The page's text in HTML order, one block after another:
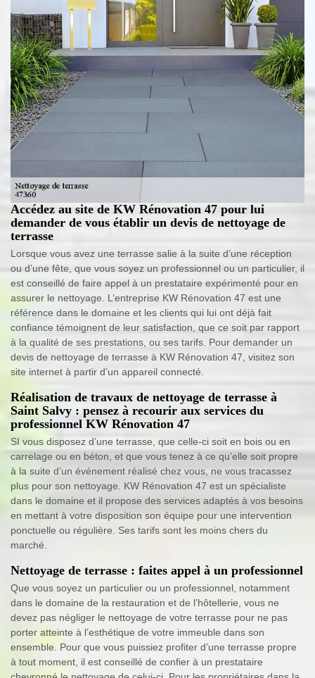
Accédez au site de KW Rénovation 47 pour lui
demander de vous établir un devis de nettoyage de
terrasse
Lorsque vous avez une terrasse salie à la suite d’une réception
ou d’une fête, que vous soyez un professionnel ou un particulier, il
est conseillé de faire appel à un prestataire expérimenté pour en
assurer le nettoyage. L’entreprise KW Rénovation 47 est une
référence dans le domaine et les clients qui lui ont déjà fait
confiance témoignent de leur satisfaction, que ce soit par rapport
à la qualité de ses prestations, ou ses tarifs. Pour demander un
devis de nettoyage de terrasse à KW Rénovation 47, visitez son
site internet à partir d’un appareil connecté.
Réalisation de travaux de nettoyage de terrasse à
Saint Salvy : pensez à recourir aux services du
professionnel KW Rénovation 47
SI vous disposez d’une terrasse, que celle-ci soit en bois ou en
carrelage ou en béton, et que vous tenez à ce qu’elle soit propre
à la suite d’un événement réalisé chez vous, ne vous tracassez
plus pour son nettoyage. KW Rénovation 47 est un spécialiste
dans le domaine et il propose des services adaptés à vos besoins
en mettant à votre disposition son équipe pour une intervention
ponctuelle ou régulière. Ses tarifs sont les moins chers du
marché.
Nettoyage de terrasse : faites appel à un professionnel
Que vous soyez un particulier ou un professionnel, notamment
dans le domaine de la restauration et de l’hôtellerie, vous ne
devez pas négliger le nettoyage de votre terrasse pour ne pas
porter atteinte à l’esthétique de votre immeuble dans son
ensemble. Pour que vous puissiez profiter d’une terrasse propre
à tout moment, il est conseillé de confier à un prestataire